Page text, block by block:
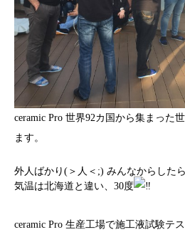
ceramic Pro 世界92カ国から集まった
ます。
外人ばかり(＞人＜;) みんなからした
気温は北海道と違い、30度
ceramic Pro 生産工場で施工液試験テ